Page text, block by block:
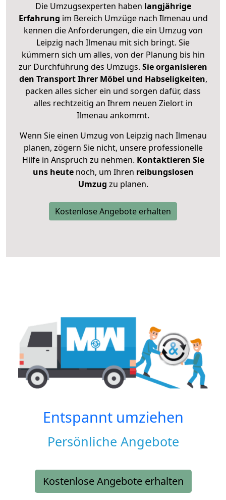
Die Umzugsexperten haben langjährige
Erfahrung im Bereich Umzüge nach Ilmenau und
kennen die Anforderungen, die ein Umzug von
Leipzig nach Ilmenau mit sich bringt. Sie
kümmern sich um alles, von der Planung bis hin
zur Durchführung des Umzugs. Sie organisieren
den Transport Ihrer Möbel und Habseligkeiten,
packen alles sicher ein und sorgen dafür, dass
alles rechtzeitig an Ihrem neuen Zielort in
Ilmenau ankommt.
Wenn Sie einen Umzug von Leipzig nach Ilmenau
planen, zögern Sie nicht, unsere professionelle
Hilfe in Anspruch zu nehmen. Kontaktieren Sie
uns heutenoch, um Ihren reibungslosen
Umzug zu planen.
Kostenlose Angebote erhalten
Entspannt umziehen
Persönliche Angebote
Kostenlose Angebote erhalten